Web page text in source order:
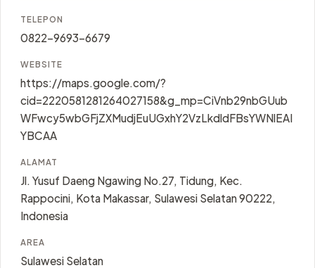
TELEPON
0822-9693-6679
WEBSITE
https://maps.google.com/?
cid=2220581281264027158&g_mp=CiVnb29nbGUub
WFwcy5wbGFjZXMudjEuUGxhY2VzLkdldFBsYWNlEAI
YBCAA
ALAMAT
Jl. Yusuf Daeng Ngawing No.27, Tidung, Kec.
Rappocini, Kota Makassar, Sulawesi Selatan 90222,
Indonesia
AREA
Sulawesi Selatan